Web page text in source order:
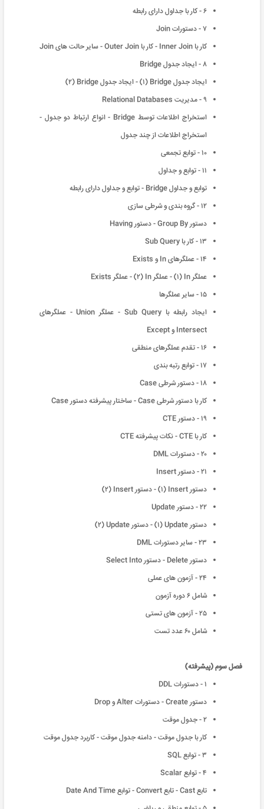
۶ - کار با جداول دارای رابطه
٧ - دستورات Join
کار با Inner Join - کار با Outer Join - سایر حالت های Join
٨ - ایجاد جدول Bridge
ایجاد جدول Bridge (١) - ایجاد جدول Bridge (٢)
٩ - مدیریت Relational Databases
استخراج اطلاعات توسط Bridge - انواع ارتباط دو جدول -
استخراج اطلاعات از چند جدول
١٠ - توابع تجمعی
١١ - توابع و جداول
توابع و جداول Bridge - توابع و جداول دارای رابطه
١٢ - گروه بندی و شرطی سازی
دستور Group By - دستور Having
١٣ - کار با Sub Query
١۴ - عملگرهای In و Exists
عملگر In (١) - عملگر In (٢) - عملگر Exists
١۵ - سایر عملگرها
ایجاد رابطه با Sub Query - عملگر Union - عملگرهای
Intersect و Except
١۶ - تقدم عملگرهای منطقی
١٧ - توابع رتبه بندی
١٨ - دستور شرطی Case
کار با دستور شرطی Case - ساختار پیشرفته دستور Case
١٩ - دستور CTE
کار با CTE - نکات پیشرفته CTE
٢٠ - دستورات DML
٢١ - دستور Insert
دستور Insert (١) - دستور Insert (٢)
٢٢ - دستور Update
دستور Update (١) - دستور Update (٢)
٢٣ - سایر دستورات DML
دستور Delete - دستور Select Into
٢۴ - آزمون های عملی
شامل ۶ دوره آزمون
٢۵ - آزمون های تستی
شامل ۶٠ عدد تست
فصل سوم (پیشرفته)
١ - دستورات DDL
دستور Create - دستورات Alter و Drop
٢ - جدول موقت
کار با جدول موقت - دامنه جدول موقت - کاربرد جدول موقت
٣ - توابع SQL
۴ - توابع Scalar
تابع Cast - تابع Convert - توابع Date And Time